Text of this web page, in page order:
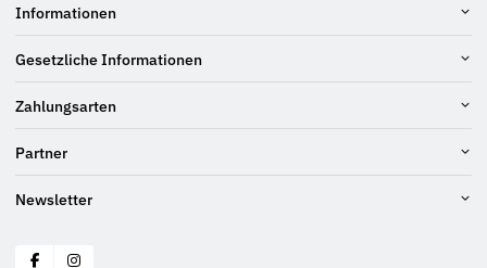
Informationen
Gesetzliche Informationen
Zahlungsarten
Partner
Newsletter